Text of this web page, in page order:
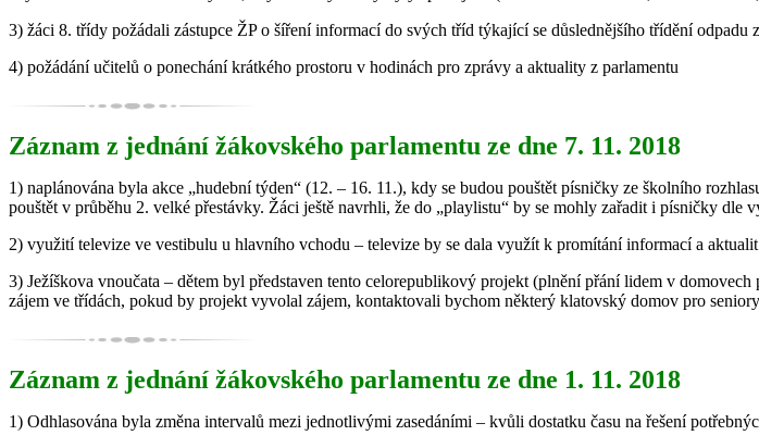
3) žáci 8. třídy požádali zástupce ŽP o šíření informací do svých tříd týkající se důslednějšího třídění odpadu
4) požádání učitelů o ponechání krátkého prostoru v hodinách pro zprávy a aktuality z parlamentu
Záznam z jednání žákovského parlamentu ze dne 7. 11. 2018
1) naplánována byla akce „hudební týden“ (12. – 16. 11.), kdy se budou pouštět písničky ze školního
pouštět v průběhu 2. velké přestávky. Žáci ještě navrhli, že do „playlistu“ by se mohly zařadit i písničky dle
2) využití televize ve vestibulu u hlavního vchodu – televize by se dala využít k promítání informací a
3) Ježíškova vnoučata – dětem byl představen tento celorepublikový projekt (plnění přání lidem v
zájem ve třídách, pokud by projekt vyvolal zájem, kontaktovali bychom některý klatovský domov pro
Záznam z jednání žákovského parlamentu ze dne 1. 11. 2018
1) Odhlasována byla změna intervalů mezi jednotlivými zasedáními – kvůli dostatku času na řešení